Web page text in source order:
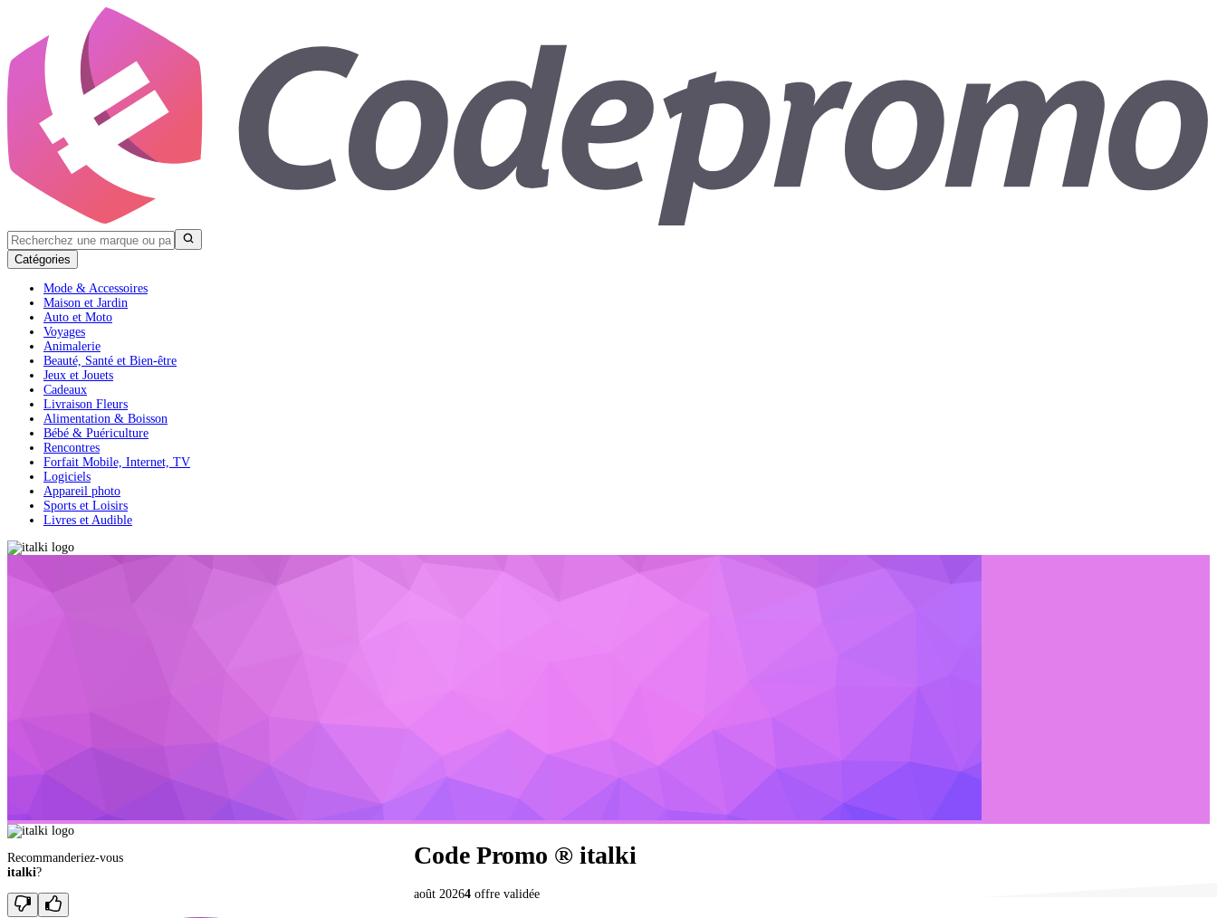
Catégories
Mode & Accessoires
Maison et Jardin
Auto et Moto
Voyages
Animalerie
Beauté, Santé et Bien-être
Jeux et Jouets
Cadeaux
Livraison Fleurs
Alimentation & Boisson
Bébé & Puériculture
Rencontres
Forfait Mobile, Internet, TV
Logiciels
Appareil photo
Sports et Loisirs
Livres et Audible
Code Promo ® italki
août 20264 offre validée
Recommanderiez-vous
italki?